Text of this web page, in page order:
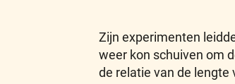
Zijn experimenten
weer kon schuiven om
de relatie van de lengte